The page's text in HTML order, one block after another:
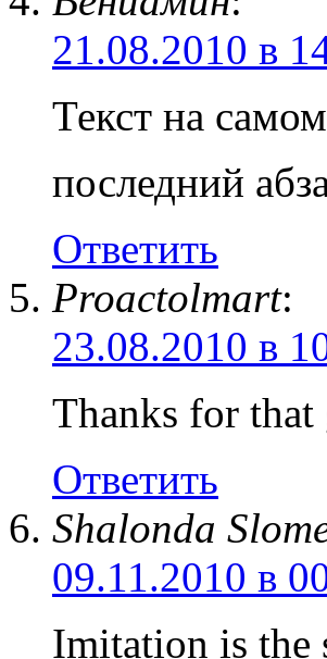
21.08.2010 в
Текст на
последний
Ответить
Proactolmart:
23.08.2010 в
Thanks for that
Ответить
Shalonda
09.11.2010 в
Imitation is the